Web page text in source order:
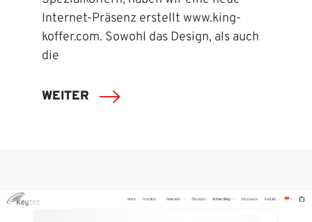
Internet-Präsenz erstellt www.king-
koffer.com. Sowohl das Design, als auch
die
WEITER